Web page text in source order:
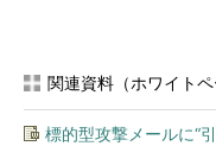
関連資料（ホワイトペ
標的型攻撃メールに“